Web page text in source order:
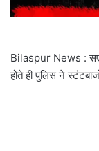
Bilaspur News :
होते ही पुलिस ने